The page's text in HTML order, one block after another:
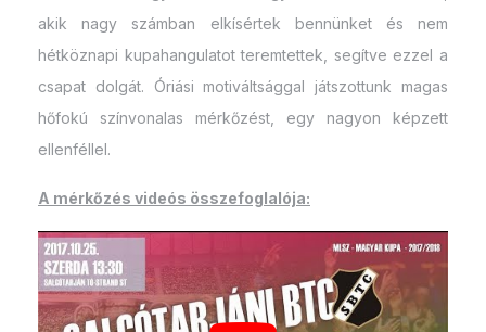
akik nagy számban elkísértek bennünket és nem
hétköznapi kupahangulatot teremtettek, segítve ezzel a
csapat dolgát. Óriási motiváltsággal játszottunk magas
hőfokú színvonalas mérkőzést, egy nagyon képzett
ellenféllel.
A mérkőzés videós összefoglalója: